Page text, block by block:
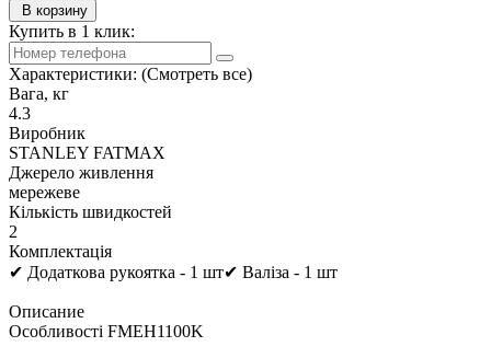
В корзину
Купить в 1 клик:
Характеристики: (Смотреть все)
Вага, кг
4.3
Виробник
STANLEY FATMAX
Джерело живлення
мережеве
Кількість швидкостей
2
Комплектація
✔ Додаткова рукоятка - 1 шт✔ Валіза - 1 шт
Описание
Особливості FMEH1100K